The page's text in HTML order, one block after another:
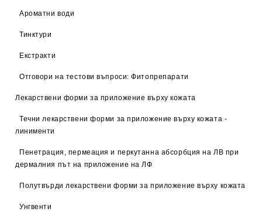
Ароматни води
Тинктури
Екстракти
Отговори на тестови въпроси: Фитопрепарати
Лекарствени форми за приложение върху кожата
Течни лекарствени форми за приложение върху кожата -
линименти
Пенетрация, пермеация и перкутанна абсорбция на ЛВ при
дермалния път на приложение на ЛФ
Полутвърди лекарствени форми за приложение върху кожата
Унгвенти